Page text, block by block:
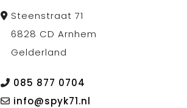
Steenstraat 71
6828 CD Arnhem
Gelderland
085 877 0704
info@spyk71.nl